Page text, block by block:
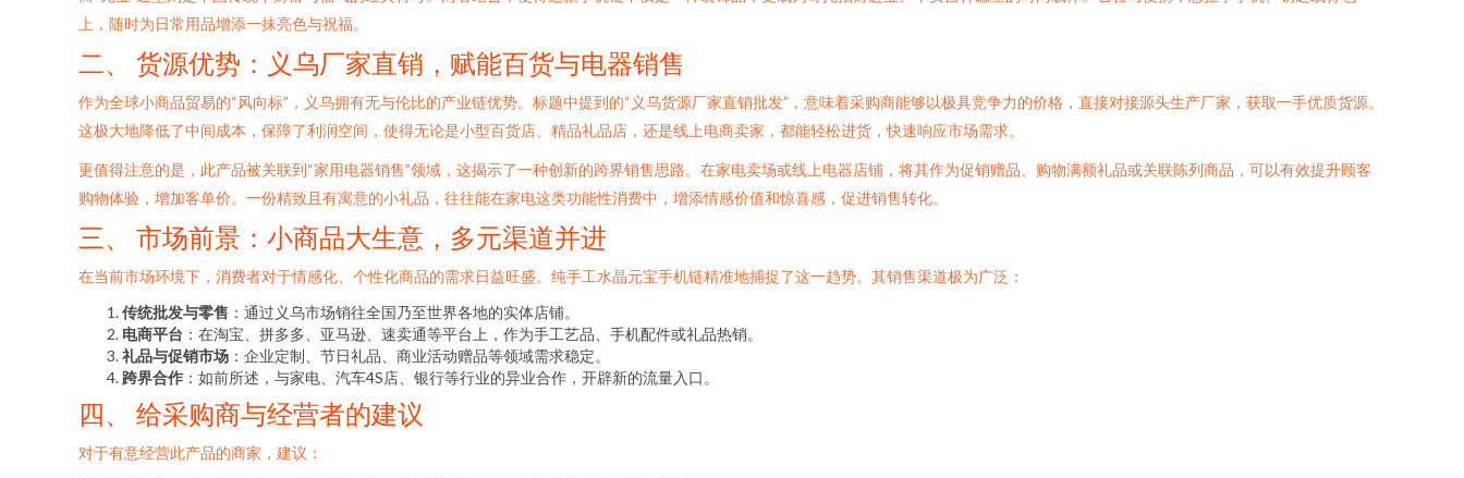
上，随时为日常用品增添一抹亮色与祝福。
二、 货源优势：义乌厂家直销，赋能百货与电器销售
作为全球小商品贸易的“风向标”，义乌拥有无与伦比的产业链优势。标题中提到的“义乌货源厂家直销批发”，意味着采购商能够以极具竞争力的价格，直接对接源头生产厂家，获取一手优质货源。
这极大地降低了中间成本，保障了利润空间，使得无论是小型百货店、精品礼品店，还是线上电商卖家，都能轻松进货，快速响应市场需求。
更值得注意的是，此产品被关联到“家用电器销售”领域，这揭示了一种创新的跨界销售思路。在家电卖场或线上电器店铺，将其作为促销赠品、购物满额礼品或关联陈列商品，可以有效提升顾客
购物体验，增加客单价。一份精致且有寓意的小礼品，往往能在家电这类功能性消费中，增添情感价值和惊喜感，促进销售转化。
三、 市场前景：小商品大生意，多元渠道并进
在当前市场环境下，消费者对于情感化、个性化商品的需求日益旺盛。纯手工水晶元宝手机链精准地捕捉了这一趋势。其销售渠道极为广泛：
传统批发与零售 ：通过义乌市场销往全国乃至世界各地的实体店铺。
电商平台 ：在淘宝、拼多多、亚马逊、速卖通等平台上，作为手工艺品、手机配件或礼品热销。
礼品与促销市场 ：企业定制、节日礼品、商业活动赠品等领域需求稳定。
跨界合作 ：如前所述，与家电、汽车4S店、银行等行业的异业合作，开辟新的流量入口。
四、 给采购商与经营者的建议
对于有意经营此产品的商家，建议：